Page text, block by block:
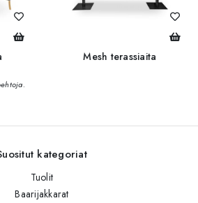
Mesh terassiaita
kategoriat
Tuolit
Baarijakkarat